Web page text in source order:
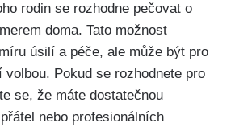
rodin se rozhodne pečovat o
doma. Tato možnost
úsilí a péče, ale může být pro
volbou. Pokud se rozhodnete pro
se, že máte dostatečnou
nebo profesionálních